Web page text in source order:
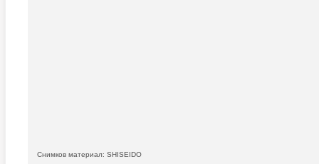
Снимков материал: SHISEIDO